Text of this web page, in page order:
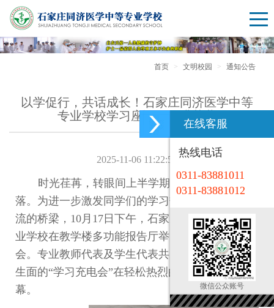
首页 文明校园 通知公告
以学促行，共话成长！石家庄同济医学中等
专业学校学习座谈会圆满落幕
2025-11-06 11:22:50
时光荏苒，转眼间上半学期的
落。为进一步激发同学们的学习热情，搭建师生交
流的桥梁， 10月 17 日下午，石家庄同济医学中等专
业学校在教学楼多功能报告厅举办主题学习座谈
会。专业教师代表及学生代表共同参与，一场别开
生面的“学习充电会”在轻松热烈的氛围中拉开帷
幕。
在线客服
热线电话
0311-83881011
0311-83881012
微信公众账号